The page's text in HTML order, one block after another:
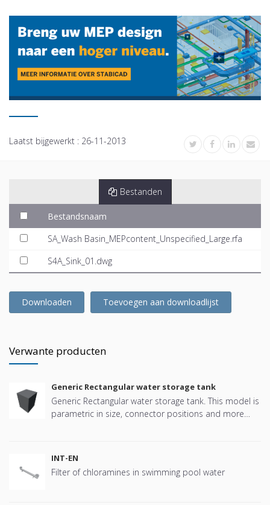
Laatst bijgewerkt : 26-11-2013
Bestanden
Bestandsnaam
SA_Wash Basin_MEPcontent_Unspecified_Large.rfa
S4A_Sink_01.dwg
Downloaden Toevoegen aan downloadlijst
Verwante producten
Generic Rectangular water storage tank
Generic Rectangular water storage tank. This model is
parametric in size, connector positions and more
INT-EN
Filter of chloramines in swimming pool water